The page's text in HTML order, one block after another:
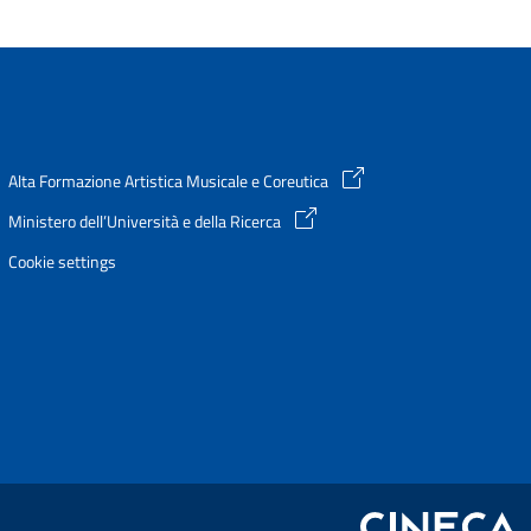
Alta Formazione Artistica Musicale e Coreutica
Ministero dell’Università e della Ricerca
Cookie settings